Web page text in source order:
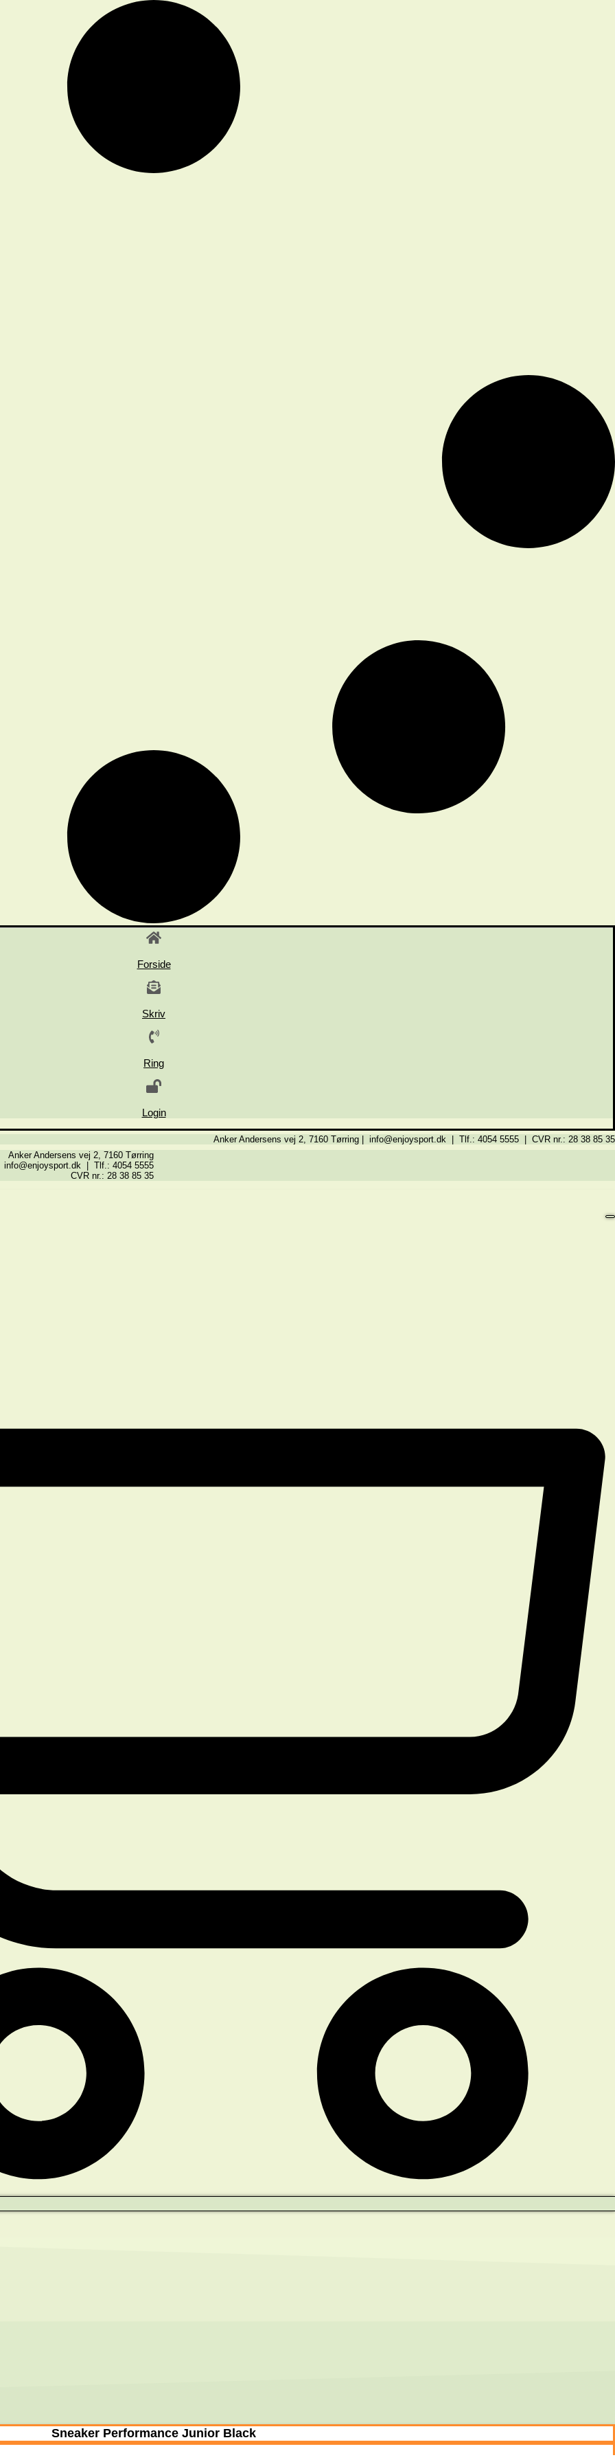
Forside
Skriv
Ring
Login
Anker Andersens vej 2, 7160 Tørring | info@enjoysport.dk | Tlf.: 4054 5555 | CVR nr.: 28 38 85 35
Anker Andersens vej 2, 7160 Tørring
info@enjoysport.dk | Tlf.: 4054 5555
CVR nr.: 28 38 85 35
Sneaker Performance Junior Black